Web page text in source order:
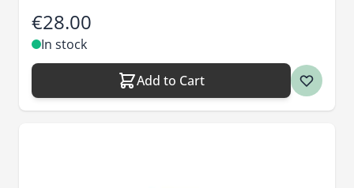
€28.00
In stock
Add to Cart